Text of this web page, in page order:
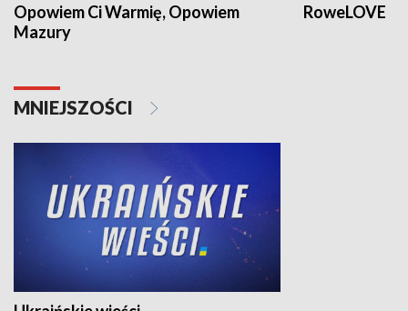
Opowiem Ci Warmię, Opowiem
Mazury
RoweLOVE
MNIEJSZOŚCI